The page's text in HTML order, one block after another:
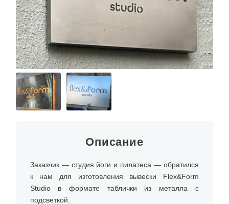
Описание
Заказчик — студия йоги и пилатеса — обратился
к нам для изготовления вывески Flex&Form
Studio в формате таблички из металла с
подсветкой.